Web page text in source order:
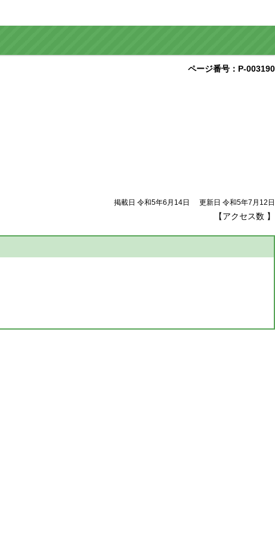
ページ番号：P-003190
掲載日 令和5年6月14日 更新日 令和5年7月12日
【アクセス数 】